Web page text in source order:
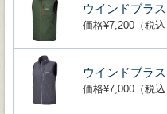
ウインドブラ
価格¥7,200（税込
ウインドブラ
価格¥7,000（税込